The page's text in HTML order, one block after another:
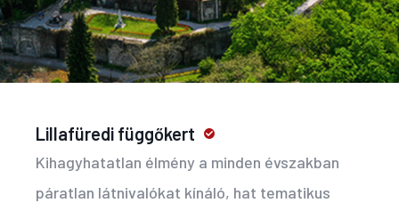
Lillafüredi függőkert
Kihagyhatatlan élmény a minden évszakban
páratlan látnivalókat kínáló, hat tematikus